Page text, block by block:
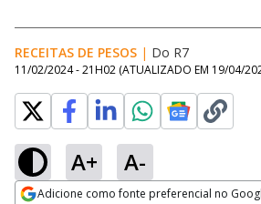
RECEITAS DE PESOS | Do R7
11/02/2024 - 21H02 (ATUALIZADO EM 19/04/
A+ A-
Adicione como fonte preferencial no